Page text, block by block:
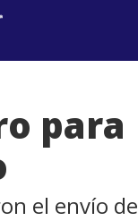
para
el envío de